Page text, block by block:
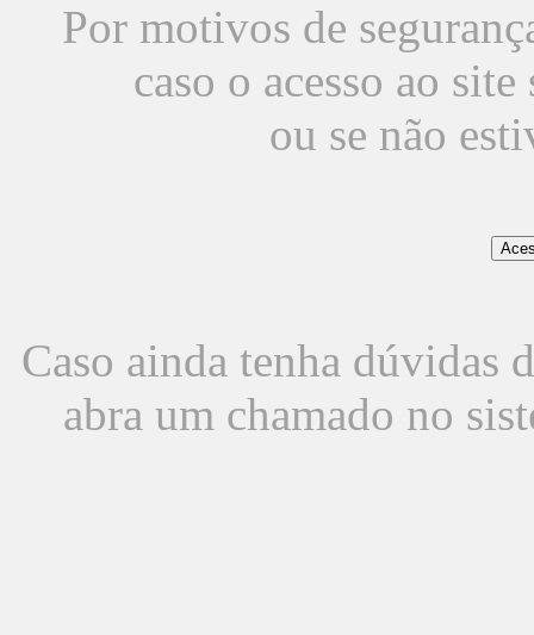
Por motivos de
caso o acesso ao
ou se não
Caso ainda tenha dúvidas
abra um chamado no